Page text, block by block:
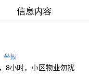
信息内容
举报
8小时，小区物业勿扰